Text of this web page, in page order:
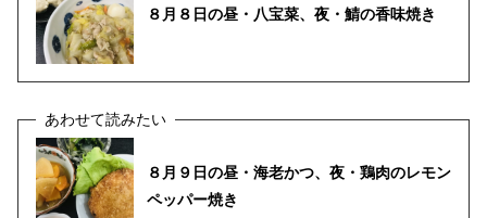
８月８日の昼・八宝菜、夜・鯖の香味焼き
８月９日の昼・海老かつ、夜・鶏肉のレモン
ペッパー焼き